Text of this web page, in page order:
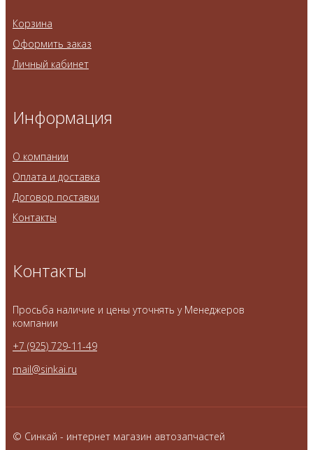
Корзина
Оформить заказ
Личный кабинет
Информация
О компании
Оплата и доставка
Договор поставки
Контакты
Контакты
Просьба наличие и цены уточнять у Менеджеров
компании
+7 (925) 729-11-49
mail@sinkai.ru
© Синкай - интернет магазин автозапчастей